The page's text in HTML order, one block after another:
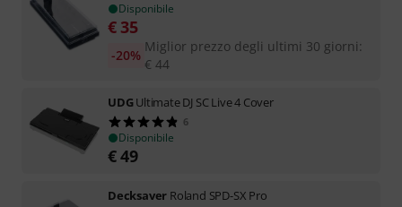
Disponibile
€ 35
Miglior prezzo degli ultimi 30 giorni:
€ 44
-20%
UDGUltimate DJ SC Live 4 Cover
6
Disponibile
€49
Decksaver Roland SPD-SX Pro